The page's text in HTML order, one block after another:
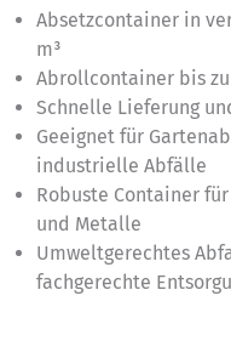
Absetzcontainer in
m³
Abrollcontainer bis
Schnelle Lieferung
Geeignet für
industrielle Abfälle
Robuste Container
und Metalle
Umweltgerechtes
fachgerechte